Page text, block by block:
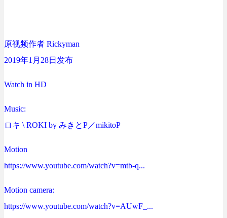
原视频作者 Rickyman
2019年1月28日发布
Watch in HD
Music:
ロキ \ ROKI by みきとP／mikitoP
Motion
https://www.youtube.com/watch?v=mtb-q...
Motion camera:
https://www.youtube.com/watch?v=AUwF_...